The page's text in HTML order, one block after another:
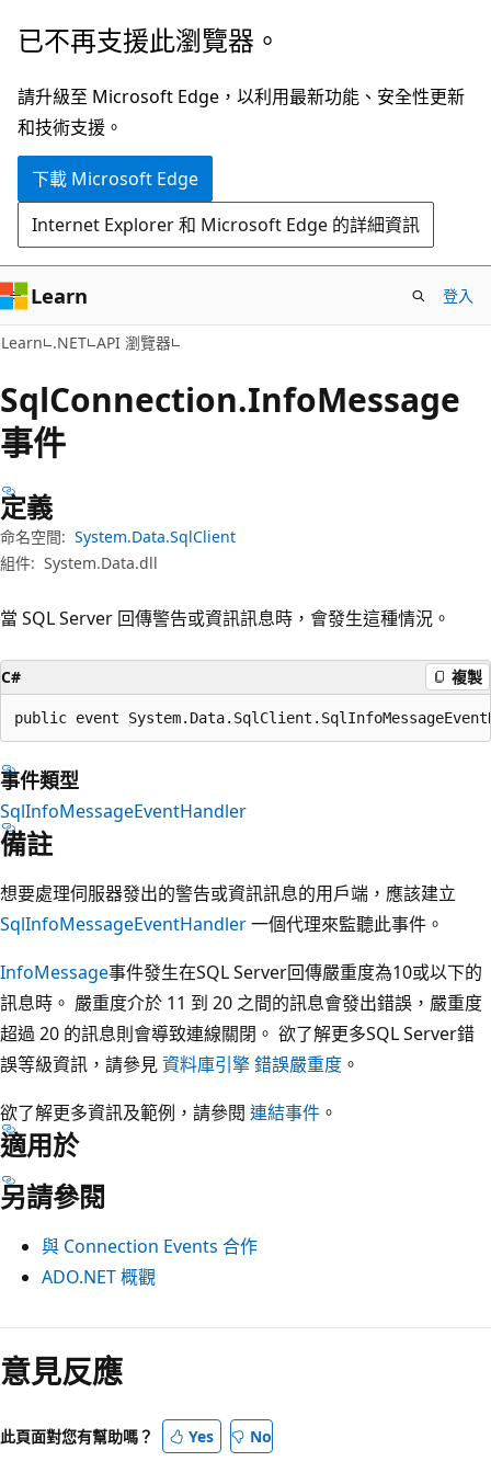
跳
主
要
內
跳
頁
面
內
覽
已不再支援此瀏覽器。
請升級至 Microsoft Edge，以利用最新功能、安全性更新
和技術支援。
下載 Microsoft Edge
Internet Explorer 和 Microsoft Edge 的詳細資訊
Learn 登入
Learn .NET API 瀏覽器
SqlConnection.InfoMessage
事件
定義
命名空間: System.Data.SqlClient
組件: System.Data.dll
當 SQL Server 回傳警告或資訊訊息時，會發生這種情況。
C# 複製
public event
事件類型
SqlInfoMessageEventHandler
備註
想要處理伺服器發出的警告或資訊訊息的用戶端，應該建立
SqlInfoMessageEventHandler一個代理來監聽此事件。
InfoMessage事件發生在SQL Server回傳嚴重度為10或以下的
訊息時。 嚴重度介於 11 到 20 之間的訊息會發出錯誤，嚴重度
超過 20 的訊息則會導致連線關閉。 欲了解更多SQL Server錯
誤等級資訊，請參見資料庫引擎 錯誤嚴重度 。
欲了解更多資訊及範例，請參閱 連結事件 。
適用於
另請參閱
與 Connection Events 合作
ADO.NET 概觀
閱
讀
模
已
意見反應
此頁面對您有幫助嗎？ Yes No